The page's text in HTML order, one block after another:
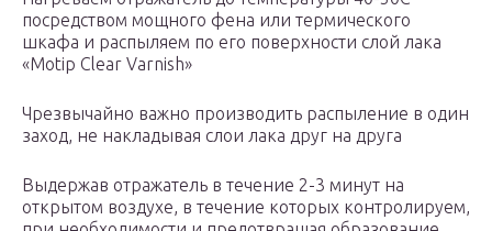
посредством мощного фена или термического
шкафа и распыляем по его поверхности слой лака
«Motip Clear Varnish»
Чрезвычайно важно производить распыление в один
заход, не накладывая слои лака друг на друга
Выдержав отражатель в течение 2-3 минут на
открытом воздухе, в течение которых контролируем,